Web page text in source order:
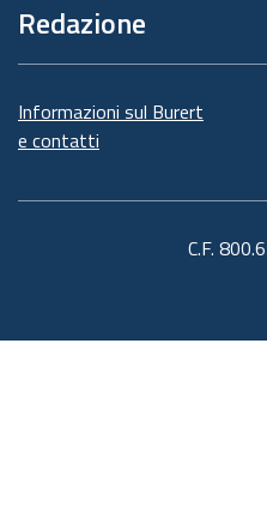
Redazione
Informazioni sul Burert
e contatti
C.F.